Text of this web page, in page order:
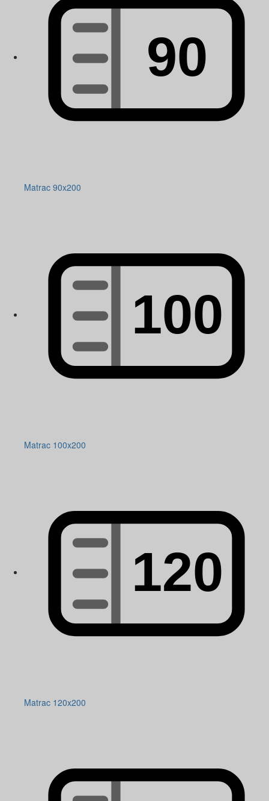
Matrac 90x200
Matrac 100x200
Matrac 120x200